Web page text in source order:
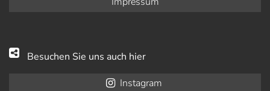
Besuchen Sie uns auch hier
Instagram